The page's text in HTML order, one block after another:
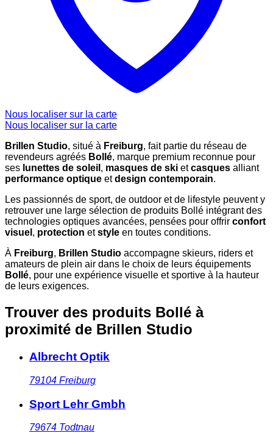
Nous localiser sur la carte
Nous localiser sur la carte
Brillen Studio, situé à Freiburg, fait partie du réseau de
revendeurs agréés Bollé, marque premium reconnue pour
ses lunettes de soleil , masques de ski etcasques alliant
performance optique etdesign contemporain.
Les passionnés de sport, de outdoor et de lifestyle peuvent y
retrouver une large sélection de produits Bollé intégrant des
technologies optiques avancées, pensées pour offrir confort
visuel , protection etstyle en toutes conditions.
À Freiburg, Brillen Studio accompagne skieurs, riders et
amateurs de plein air dans le choix de leurs équipements
Bollé, pour une expérience visuelle et sportive à la hauteur
de leurs exigences.
Trouver des produits Bollé à
proximité de Brillen Studio
Albrecht Optik
79104 Freiburg
Sport Lehr Gmbh
79674 Todtnau